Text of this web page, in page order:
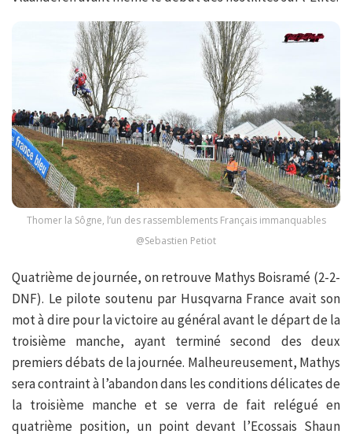
Thomer la Sôgne, l’un des rassemblements Français immanquables
@Sebastien Petiot
Quatrième de journée, on retrouve Mathys Boisramé (2-2-
DNF). Le pilote soutenu par Husqvarna France avait son
mot à dire pour la victoire au général avant le départ de la
troisième manche, ayant terminé second des deux
premiers débats de la journée. Malheureusement, Mathys
sera contraint à l’abandon dans les conditions délicates de
la troisième manche et se verra de fait relégué en
quatrième position, un point devant l’Ecossais Shaun